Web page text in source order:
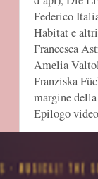
Federico
Habitat e
Francesca
Amelia
Franziska
margine
Epilogo video
Ore